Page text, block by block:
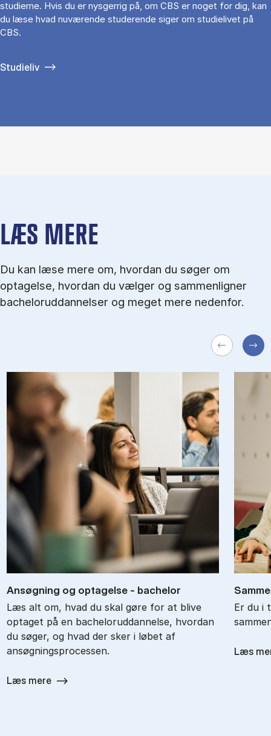
studierne. Hvis du er nysgerrig på, om CBS er noget for dig, kan
du læse hvad nuværende studerende siger om studielivet på
CBS.
Studieliv
LÆS MERE
Du kan læse mere om, hvordan du søger om
optagelse, hvordan du vælger og sammenligner
bacheloruddannelser og meget mere nedenfor.
An­søg­ning og op­ta­gel­se - ba­chel­or
Læs alt om, hvad du skal gøre for at blive
optaget på en bacheloruddannelse, hvordan
du søger, og hvad der sker i løbet af
ansøgningsprocessen.
Læs mere
Er du i
Læs